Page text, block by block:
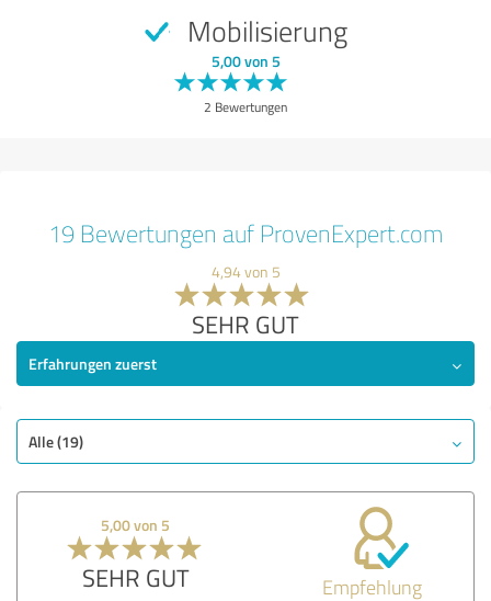
Mobilisierung
5,00 von 5
2 Bewertungen
19 Bewertungen auf ProvenExpert.com
4,94 von 5
SEHR GUT
Erfahrungen zuerst
Alle (19)
5,00 von 5
SEHR GUT Empfehlung